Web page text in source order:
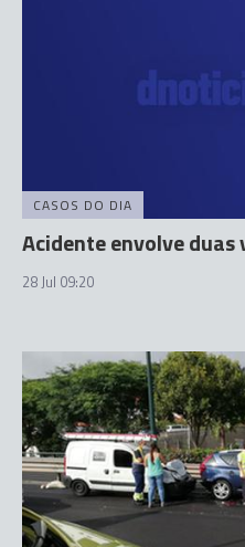
CASOS DO DIA
Acidente envolve
28 Jul 09:20